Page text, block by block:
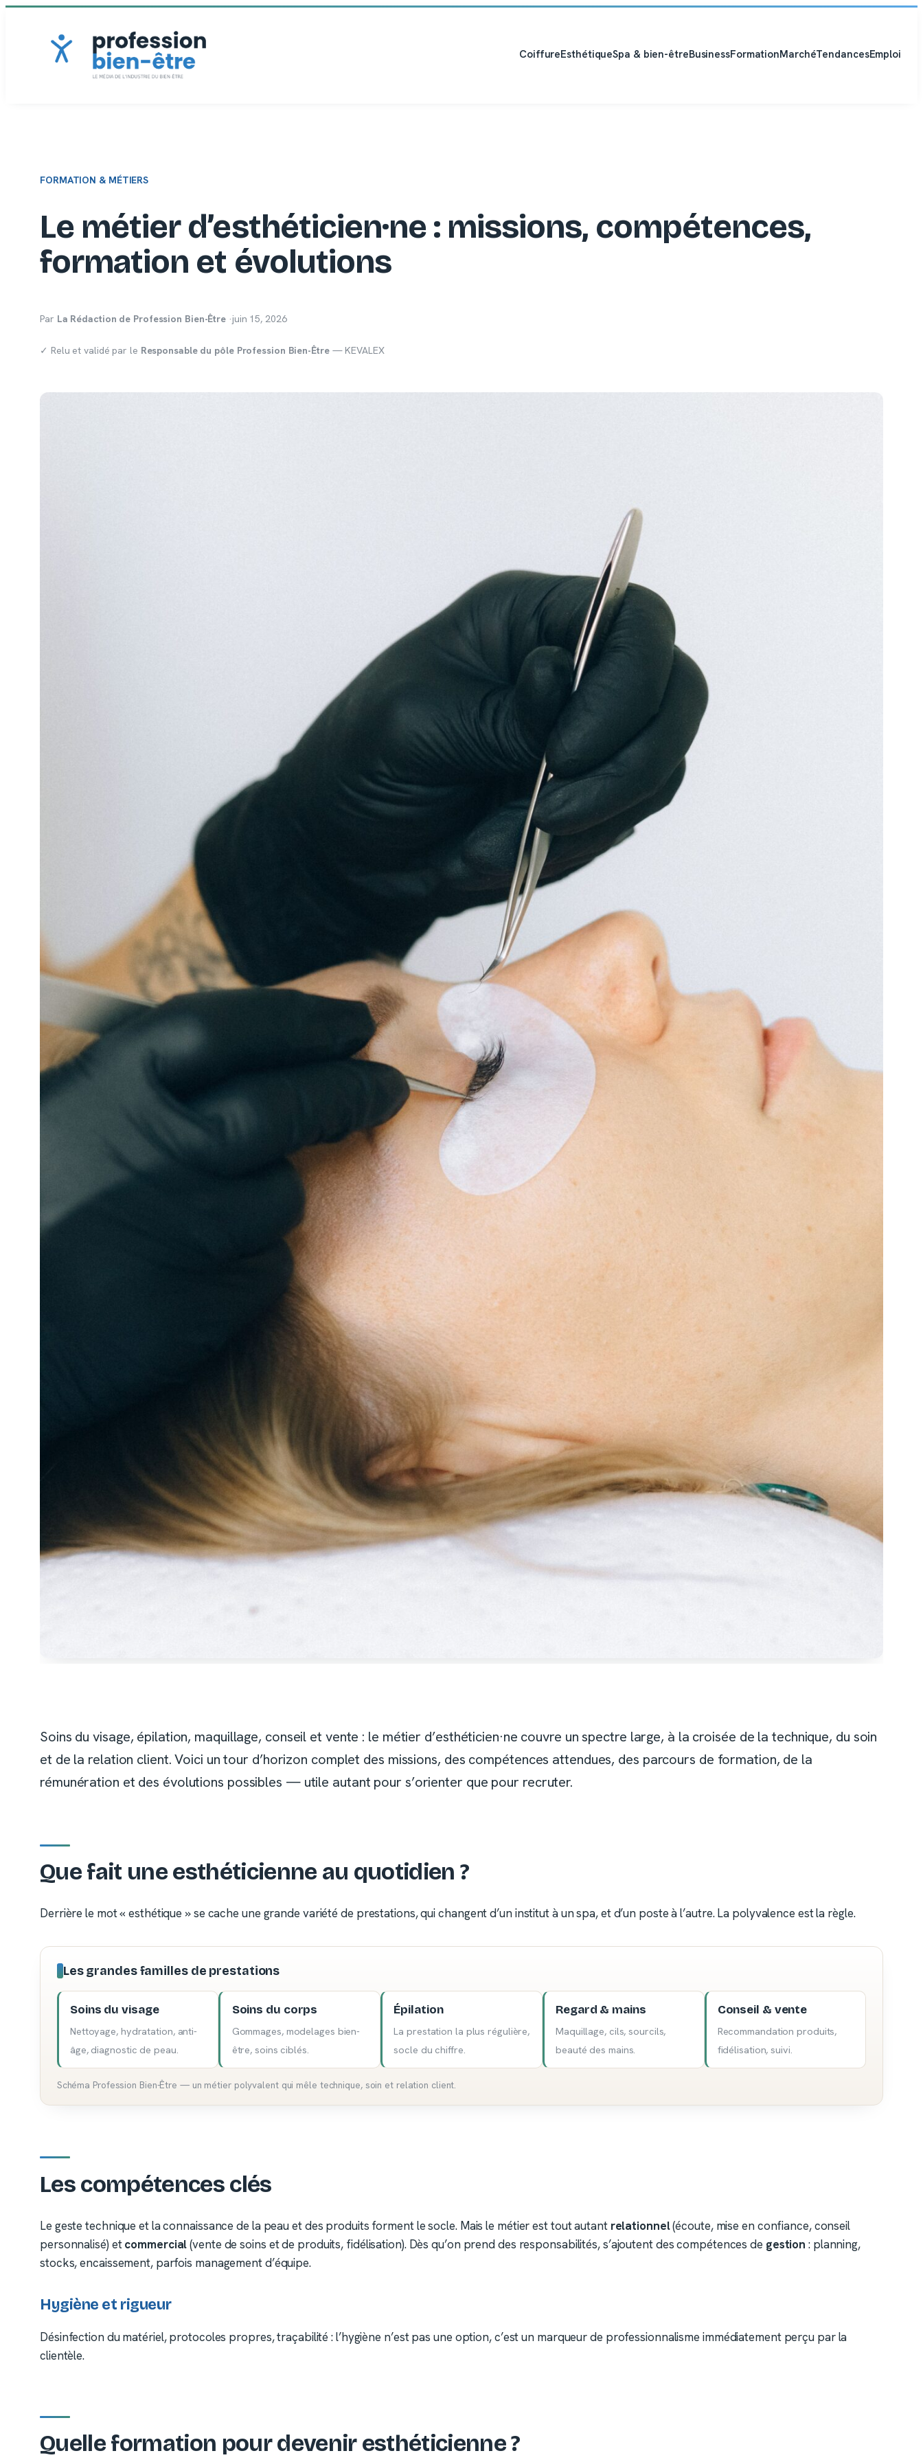
CoiffureEsthétiqueSpa & bien-êtreBusinessFormationMarchéTendancesEmploi
FORMATION & MÉTIERS
Le métier d’esthéticien·ne : missions, compétences,
formation et évolutions
Par La Rédaction de Profession Bien-Être ·juin 15, 2026
✓ Relu et validé par le Responsable du pôle Profession Bien-Être— KEVALEX
Soins du visage, épilation, maquillage, conseil et vente : le métier d’esthéticien·ne couvre un spectre large, à la croisée de la technique, du soin
et de la relation client. Voici un tour d’horizon complet des missions, des compétences attendues, des parcours de formation, de la
rémunération et des évolutions possibles — utile autant pour s’orienter que pour recruter.
Que fait une esthéticienne au quotidien ?
Derrière le mot « esthétique » se cache une grande variété de prestations, qui changent d’un institut à un spa, et d’un poste à l’autre. La polyvalence est la règle.
Les grandes familles de prestations
Soins du visage
Nettoyage, hydratation, anti-
âge, diagnostic de peau.
Soins du corps
Gommages, modelages bien-
être, soins ciblés.
Épilation
La prestation la plus régulière,
socle du chiffre.
Regard & mains
Maquillage, cils, sourcils,
beauté des mains.
Conseil & vente
Recommandation produits,
fidélisation, suivi.
Schéma Profession Bien-Être — un métier polyvalent qui mêle technique, soin et relation client.
Les compétences clés
Le geste technique et la connaissance de la peau et des produits forment le socle. Mais le métier est tout autant relationnel(écoute, mise en confiance, conseil
personnalisé) etcommercial(vente de soins et de produits, fidélisation). Dès qu’on prend des responsabilités, s’ajoutent des compétences de gestion : planning,
stocks, encaissement, parfois management d’équipe.
Hygiène et rigueur
Désinfection du matériel, protocoles propres, traçabilité : l’hygiène n’est pas une option, c’est un marqueur de professionnalisme immédiatement perçu par la
clientèle.
Quelle formation pour devenir esthéticienne ?